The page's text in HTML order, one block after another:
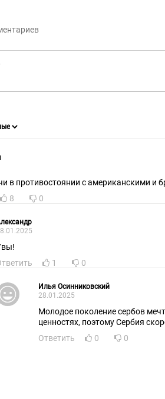
в противостоянии с американскими и
8 0
1 0
Илья Осинниковский
28.01.2025
Молодое поколение сербов
ценностях, поэтому Сербия
Ответить
0 0